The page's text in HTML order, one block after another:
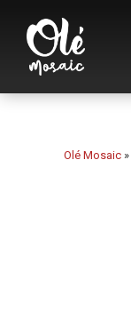
Olé Mosaic »